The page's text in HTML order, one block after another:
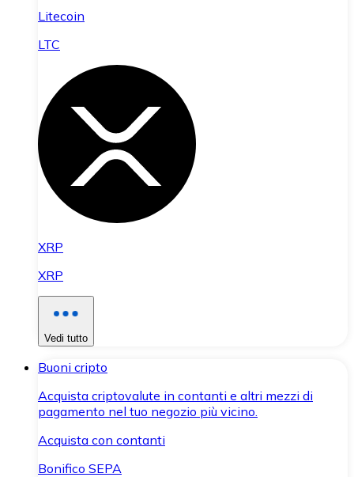
Litecoin
LTC
XRP
XRP
Vedi tutto
Buoni cripto
Acquista criptovalute in contanti e altri mezzi di
pagamento nel tuo negozio più vicino.
Acquista con contanti
Bonifico SEPA